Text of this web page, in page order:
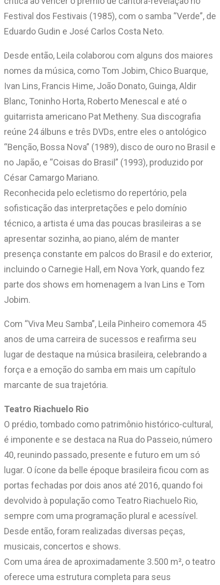
Festival dos Festivais (1985), com o samba “Verde”, de
Eduardo Gudin e José Carlos Costa Neto.
Desde então, Leila colaborou com alguns dos maiores
nomes da música, como Tom Jobim, Chico Buarque,
Ivan Lins, Francis Hime, João Donato, Guinga, Aldir
Blanc, Toninho Horta, Roberto Menescal e até o
guitarrista americano Pat Metheny. Sua discografia
reúne 24 álbuns e três DVDs, entre eles o antológico
“Benção, Bossa Nova” (1989), disco de ouro no Brasil e
no Japão, e “Coisas do Brasil” (1993), produzido por
César Camargo Mariano.
Reconhecida pelo ecletismo do repertório, pela
sofisticação das interpretações e pelo domínio
técnico, a artista é uma das poucas brasileiras a se
apresentar sozinha, ao piano, além de manter
presença constante em palcos do Brasil e do exterior,
incluindo o Carnegie Hall, em Nova York, quando fez
parte dos shows em homenagem a Ivan Lins e Tom
Jobim.
Com “Viva Meu Samba”, Leila Pinheiro comemora 45
anos de uma carreira de sucessos e reafirma seu
lugar de destaque na música brasileira, celebrando a
força e a emoção do samba em mais um capítulo
marcante de sua trajetória.
Teatro Riachuelo Rio
O prédio, tombado como patrimônio histórico-cultural,
é imponente e se destaca na Rua do Passeio, número
40, reunindo passado, presente e futuro em um só
lugar. O ícone da belle époque brasileira ficou com as
portas fechadas por dois anos até 2016, quando foi
devolvido à população como Teatro Riachuelo Rio,
sempre com uma programação plural e acessível.
Desde então, foram realizadas diversas peças,
musicais, concertos e shows.
Com uma área de aproximadamente 3.500 m², o teatro
oferece uma estrutura completa para seus